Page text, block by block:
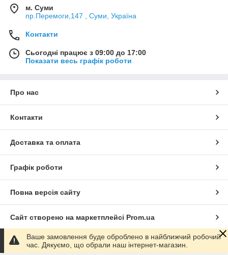
м. Суми
пр.Перемоги,147 , Суми, Україна
Контакти
Сьогодні працює з 09:00 до 17:00
Показати весь графік роботи
Про нас
Контакти
Доставка та оплата
Графік роботи
Повна версія сайту
Сайт створено на маркетплейсі Prom.ua
Політика конфіденційності
Ваше замовлення буде оброблено в найближчий робочий
час. Дякуємо, що обрали наш інтернет-магазин.